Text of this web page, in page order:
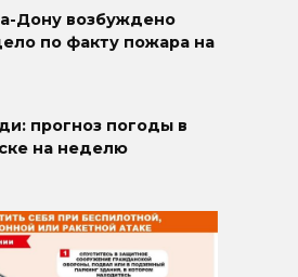
Дону возбуждено
по факту пожара на
прогноз погоды в
на неделю